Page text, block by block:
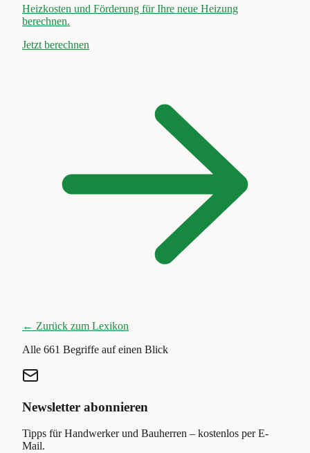
Heizkosten und Förderung für Ihre neue Heizung
berechnen.
Jetzt berechnen
← Zurück zum Lexikon
Alle 661 Begriffe auf einen Blick
Newsletter abonnieren
Tipps für Handwerker und Bauherren – kostenlos per E-
Mail.